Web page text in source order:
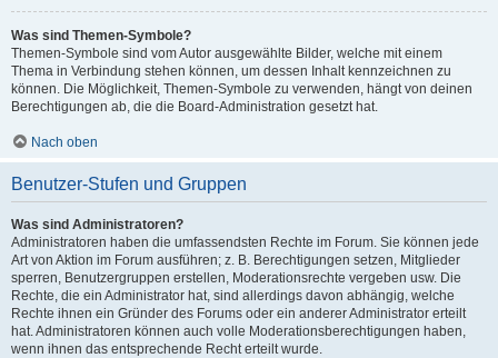
Was sind Themen-Symbole?
Themen-Symbole sind vom Autor ausgewählte Bilder, welche mit einem
Thema in Verbindung stehen können, um dessen Inhalt kennzeichnen zu
können. Die Möglichkeit, Themen-Symbole zu verwenden, hängt von deinen
Berechtigungen ab, die die Board-Administration gesetzt hat.
Nach oben
Benutzer-Stufen und Gruppen
Was sind Administratoren?
Administratoren haben die umfassendsten Rechte im Forum. Sie können jede
Art von Aktion im Forum ausführen; z. B. Berechtigungen setzen, Mitglieder
sperren, Benutzergruppen erstellen, Moderationsrechte vergeben usw. Die
Rechte, die ein Administrator hat, sind allerdings davon abhängig, welche
Rechte ihnen ein Gründer des Forums oder ein anderer Administrator erteilt
hat. Administratoren können auch volle Moderationsberechtigungen haben,
wenn ihnen das entsprechende Recht erteilt wurde.